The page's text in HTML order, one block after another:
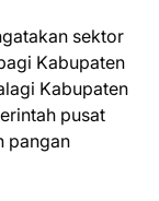
sektor
Kabupaten
Kabupaten
pusat
pangan